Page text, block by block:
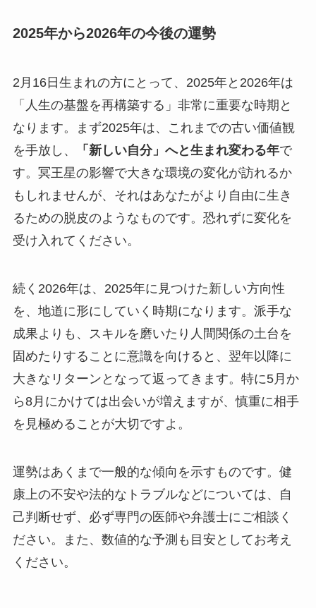
2025年から2026年の今後の運勢
2月16日生まれの方にとって、2025年と2026年は
「人生の基盤を再構築する」非常に重要な時期と
なります。まず2025年は、これまでの古い価値観
を手放し、
「新しい自分」へと生まれ変わる年で
す。冥王星の影響で大きな環境の変化が訪れるか
もしれませんが、それはあなたがより自由に生き
るための脱皮のようなものです。恐れずに変化を
受け入れてください。
続く2026年は、2025年に見つけた新しい方向性
を、地道に形にしていく時期になります。派手な
成果よりも、スキルを磨いたり人間関係の土台を
固めたりすることに意識を向けると、翌年以降に
大きなリターンとなって返ってきます。特に5月か
ら8月にかけては出会いが増えますが、慎重に相手
を見極めることが大切ですよ。
運勢はあくまで一般的な傾向を示すものです。健
康上の不安や法的なトラブルなどについては、自
己判断せず、必ず専門の医師や弁護士にご相談く
ださい。また、数値的な予測も目安としてお考え
ください。